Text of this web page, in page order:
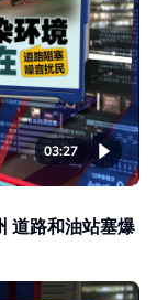
03:27
道路和油站塞爆